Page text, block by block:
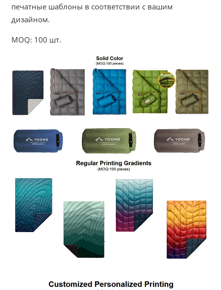
печатные шаблоны в соответствии с вашим
дизайном.
MOQ: 100 шт.